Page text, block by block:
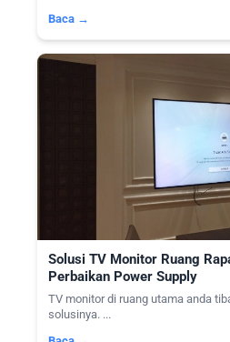
Baca →
Solusi TV Monitor Ruang
Perbaikan Power Supply
TV monitor di ruang utama anda
solusinya. ...